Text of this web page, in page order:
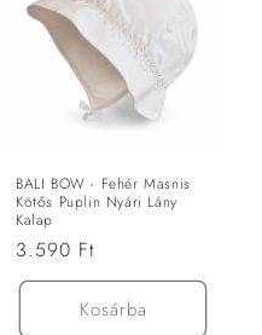
BALI BOW - Fehér Masnis
Kötős Puplin Nyári Lány
Kalap
Normál
ár
3.590 Ft
Kosárba